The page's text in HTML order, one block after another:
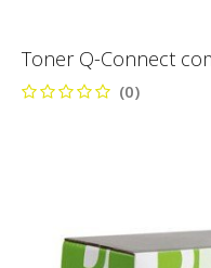
Toner Q-Connect
(0)